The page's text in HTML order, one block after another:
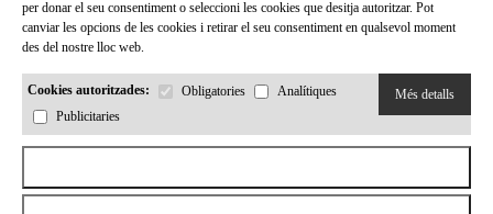
SUBSCRIU-TE AL NOSTRE BUTLLETÍ!
Correu electrónic
per donar el seu consentiment o seleccioni les cookies que desitja autoritzar. Pot
canviar les opcions de les cookies i retirar el seu consentiment en qualsevol moment
des del nostre lloc web.
Cookies autoritzades: Obligatories
Analítiques
Publicitaries
Més detalls